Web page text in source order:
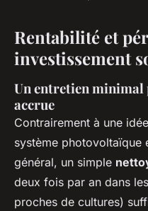
Rentabilité et
investissement
Un entretien
accrue
Contrairement à une
système photovoltaïque
général, un simple
deux fois par an dans
proches de cultures)